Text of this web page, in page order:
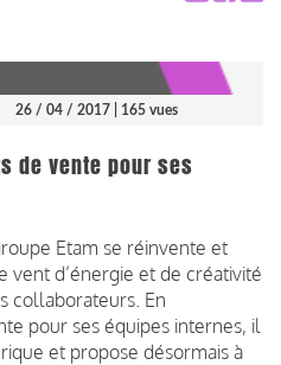
26 / 04 / 2017 | 165 vues
de vente pour ses
Etam se réinvente et
vent d’énergie et de créativité
collaborateurs. En
pour ses équipes internes, il
et propose désormais à